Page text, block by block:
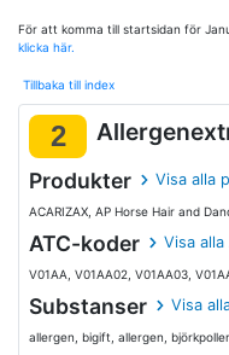
För att komma till startsidan för
klicka här.
Tillbaka till index
2
Produkter Visa alla
ACARIZAX, AP Horse Hair and
ATC-koder Visa
V01AA, V01AA02, V01AA03,
Substanser Visa
allergen, bigift, allergen,